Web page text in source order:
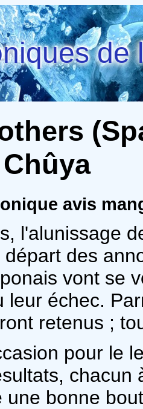
de
avis
l'alunissage
des
vont se
leur échec.
retenus ;
pour le
chacun
une bonne